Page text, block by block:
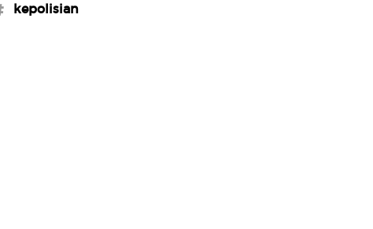
#kepolisian